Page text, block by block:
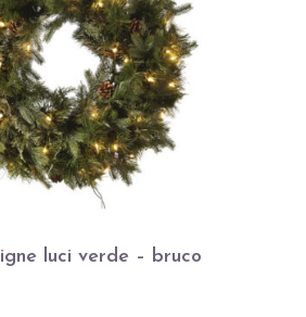
luci verde – bruco